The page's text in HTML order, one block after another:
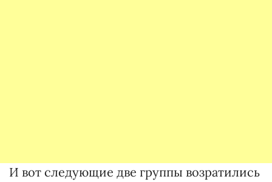
И вот следующие две группы возратились